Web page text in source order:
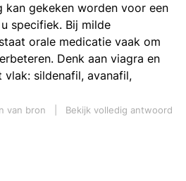
kan gekeken worden voor een
specifiek. Bij milde
orale medicatie vaak om
Denk aan viagra en
sildenafil, avanafil,
van bron
Bekijk volledig antwoord